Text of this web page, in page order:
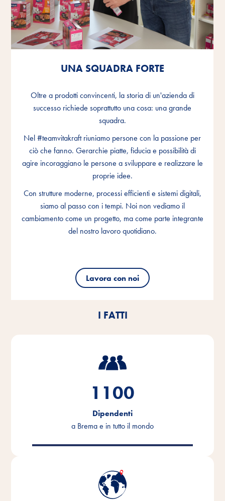
UNA SQUADRA FORTE
Oltre a prodotti convincenti, la storia di un'azienda di
successo richiede soprattutto una cosa: una grande
squadra.
Nel #teamvitakraft riuniamo persone con la passione per
ciò che fanno. Gerarchie piatte, fiducia e possibilità di
agire incoraggiano le persone a sviluppare e realizzare le
proprie idee.
Con strutture moderne, processi efficienti e sistemi digitali,
siamo al passo con i tempi. Noi non vediamo il
cambiamento come un progetto, ma come parte integrante
del nostro lavoro quotidiano.
Lavora con noi
UNA SQUADRA FORTE
Oltre a prodotti convincenti, la storia di un'azienda di
successo richiede soprattutto una cosa: una grande
squadra.
Nel #teamvitakraft riuniamo persone con la passione per
ciò che fanno. Gerarchie piatte, fiducia e possibilità di
agire incoraggiano le persone a sviluppare e realizzare le
proprie idee.
Con strutture moderne, processi efficienti e sistemi digitali,
siamo al passo con i tempi. Noi non vediamo il
cambiamento come un progetto, ma come parte integrante
del nostro lavoro quotidiano.
Lavora con noi
UNA SQUADRA FORTE
Oltre a prodotti convincenti, la storia di un'azienda di
successo richiede soprattutto una cosa: una grande
squadra.
Nel #teamvitakraft riuniamo persone con la passione per
ciò che fanno. Gerarchie piatte, fiducia e possibilità di
agire incoraggiano le persone a sviluppare e realizzare le
proprie idee.
Con strutture moderne, processi efficienti e sistemi digitali,
siamo al passo con i tempi. Noi non vediamo il
cambiamento come un progetto, ma come parte integrante
del nostro lavoro quotidiano.
Lavora con noi
I FATTI
1100
Dipendenti
a Brema e in tutto il mondo